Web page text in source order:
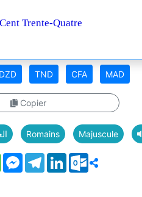
Trente-Quatre
DZD TND CFA MAD
Copier
Romains Majuscule
WhatsAppMessenger
Telegram
LinkedInOutlook.com